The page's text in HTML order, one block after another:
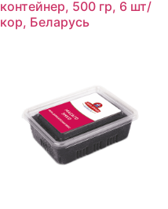
контейнер, 500 гр, 6 шт/
кор, Беларусь